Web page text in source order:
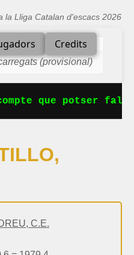
la Lliga Catalan d'escacs 2026
Credits
(provisional)
que potser
C.E.